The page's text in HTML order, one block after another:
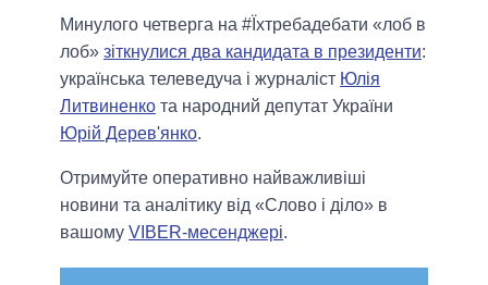
Минулого четверга на #Їхтребадебати «лоб в
лоб» зіткнулися два кандидата в президенти:
українська телеведуча і журналіст Юлія
Литвиненко та народний депутат України
Юрій Дерев'янко.
Отримуйте оперативно найважливіші
новини та аналітику від «Слово і діло» в
вашому VIBER-месенджері.